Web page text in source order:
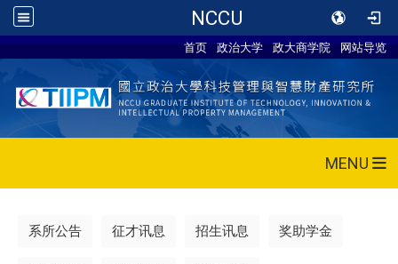
NCCU
首页 政治大学 政大商学院 网站导览
MENU
系所公告 征才讯息 招生讯息 奖助学金